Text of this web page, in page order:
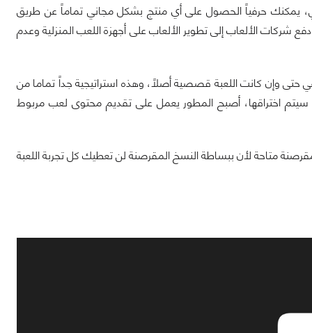
يمكنك حرفياً الحصول على أي منتج بشكل مجاني تماماً عن طريق
شركات الألعاب إلى تطوير الألعاب على أجهزة اللعب المنزلية وعدم
حتى وإن كانت اللعبة قصصية أصلاً، وهذه استراتيجية جداً تماما من
سيتم اختراقها، أصبح المطور يعمل على تقديم محتوى لعب مربوط
متاحة لأن ببساطة النسخ المقرصنة لن تعطيك كل تجربة اللعبة